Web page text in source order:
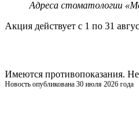
Адреса стоматологии
Акция действует с 1 по 31
Имеются противопоказания.
Новость опубликована 30 июля 2026 года